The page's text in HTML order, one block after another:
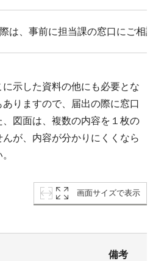
は、事前に担当課の窓口にご相
示した資料の他にも必要とな
りますので、届出の際に窓口
図面は、複数の内容を１枚の
が、内容が分かりにくくなら
画面サイズで表示
備考